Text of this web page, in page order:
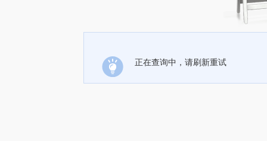
正在查询中，请刷新重试